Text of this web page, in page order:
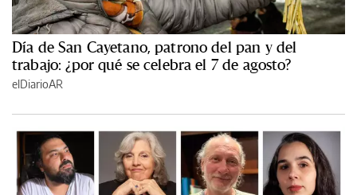
Día de San Cayetano, patrono del pan y del
trabajo: ¿por qué se celebra el 7 de agosto?
elDiarioAR